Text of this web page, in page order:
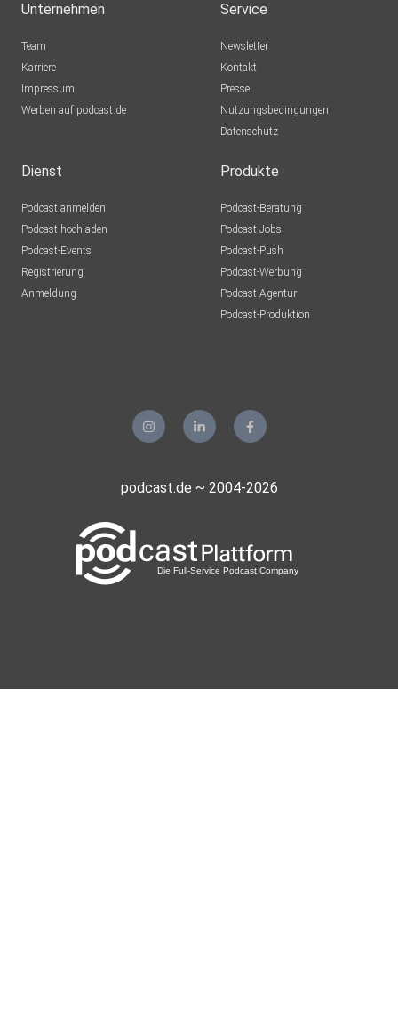
Unternehmen
Team
Karriere
Impressum
Werben auf podcast.de
Service
Newsletter
Kontakt
Presse
Nutzungsbedingungen
Datenschutz
Dienst
Podcast anmelden
Podcast hochladen
Podcast-Events
Registrierung
Anmeldung
Produkte
Podcast-Beratung
Podcast-Jobs
Podcast-Push
Podcast-Werbung
Podcast-Agentur
Podcast-Produktion
podcast.de ~ 2004-2026